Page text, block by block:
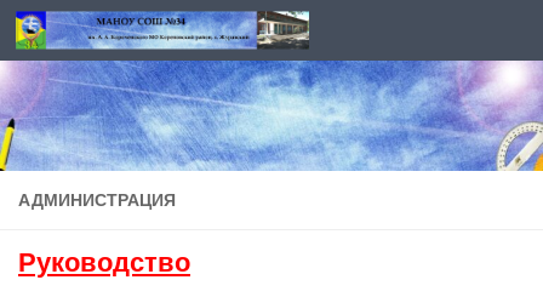
Перейти к содержимому
АДМИНИСТРАЦИЯ
Руководство